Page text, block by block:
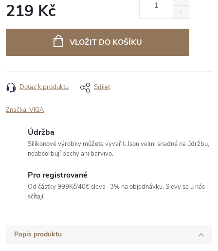
219 Kč
VLOŽIT DO KOŠÍKU
Dotaz k produktu Sdílet
Značka: VIGA
Údržba
Silikonové výrobky můžete vyvařit. Jsou velmi snadné na údržbu,
neabsorbují pachy ani barvivo.
Pro registrované
Od částky 999Kč/40€ sleva -3% na objednávku. Slevy se u nás
sčítají.
Popis produktu